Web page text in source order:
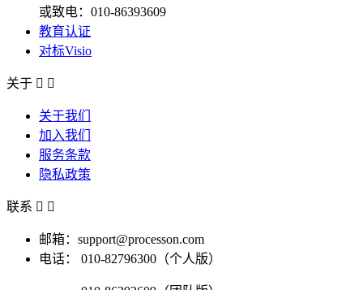
或致电：010-86393609
教育认证
对标Visio
关于  
关于我们
加入我们
服务条款
隐私政策
联系  
邮箱：support@processon.com
电话：
010-82796300（个人版）